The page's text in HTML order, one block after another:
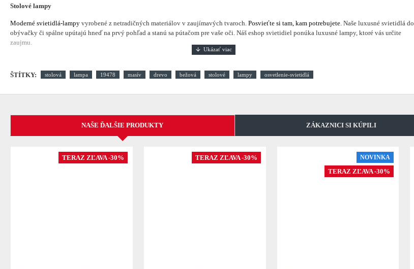
Stolové lampy
Moderné svietidlá-lampy vyrobené z netradičných materiálov v zaujímavých tvaroch. Posvieťte si tam, kam potrebujete. Naše luxusné svietidlá do
obývačky či spálne upútajú hneď na prvý pohľad a stanú sa pútačom pre vaše oči. Náš eshop svietidiel ponúka luxusné lampy, ktoré vás určite
zaujmu.
ŠTÍTKY: stolová lampa 19478 masív drevo bežová stolové lampy osvetlenie-svietidlá
NAŠE ĎALŠIE PRODUKTY ZÁKAZNICI SI KÚPILI
TERAZ ZĽAVA -30% TERAZ ZĽAVA -30% NOVINKA
TERAZ ZĽAVA -30%